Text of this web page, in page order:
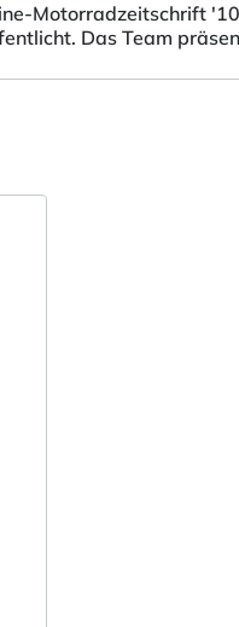
Motorradzeitschrift
Das Team